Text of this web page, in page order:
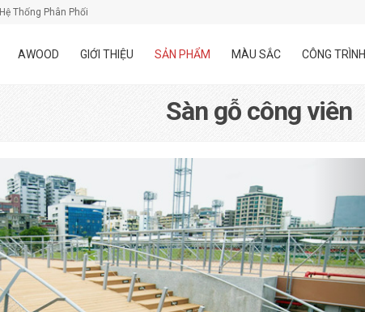
Hệ Thống Phân Phối
AWOOD GIỚI THIỆU SẢN PHẨM MÀU SẮC CÔNG TRÌNH
Sàn gỗ công viên